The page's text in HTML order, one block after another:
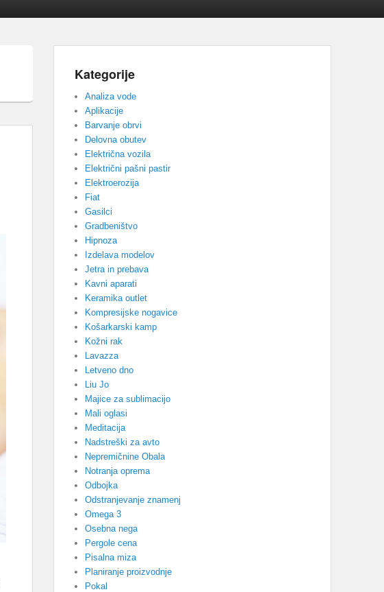
Kategorije
Analiza vode
Aplikacije
Barvanje obrvi
Delovna obutev
Električna vozila
Električni pašni pastir
Elektroerozija
Fiat
Gasilci
Gradbeništvo
Hipnoza
Izdelava modelov
Jetra in prebava
Kavni aparati
Keramika outlet
Kompresijske nogavice
Košarkarski kamp
Kožni rak
Lavazza
Letveno dno
Liu Jo
Majice za sublimacijo
Mali oglasi
Meditacija
Nadstreški za avto
Nepremičnine Obala
Notranja oprema
Odbojka
Odstranjevanje znamenj
Omega 3
Osebna nega
Pergole cena
Pisalna miza
Planiranje proizvodnje
Pokal